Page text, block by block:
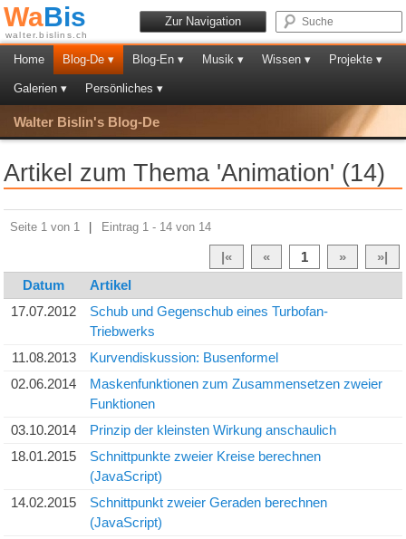
WaBis
walter.bislins.ch
Zur Navigation
Home Blog-De ▾ Blog-En ▾ Musik ▾ Wissen ▾ Projekte ▾
Galerien ▾ Persönliches ▾
Walter Bislin's Blog-De
Artikel zum Thema 'Animation' (14)
Seite 1 von 1 Eintrag 1 - 14 von 14
|« « 1 »
»|
Datum
Artikel
17.07.2012
Schub und Gegenschub eines Turbofan-
Triebwerks
11.08.2013 Kurvendiskussion: Busenformel
02.06.2014
Maskenfunktionen zum Zusammensetzen zweier
Funktionen
03.10.2014 Prinzip der kleinsten Wirkung anschaulich
18.01.2015
Schnittpunkte zweier Kreise berechnen
(JavaScript)
14.02.2015
Schnittpunkt zweier Geraden berechnen
(JavaScript)